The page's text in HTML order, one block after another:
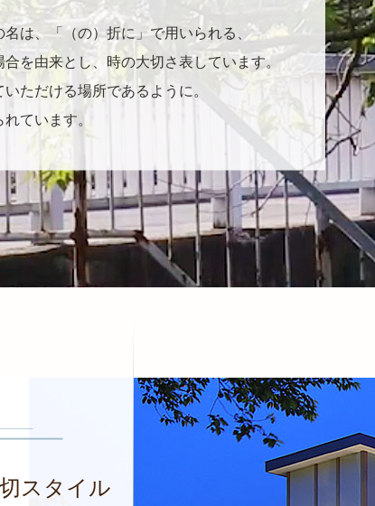
名は、「（の）折に」で用いられる、
を由来とし、時の大切さ表しています。
ただける場所であるように。
ています。
スタイル